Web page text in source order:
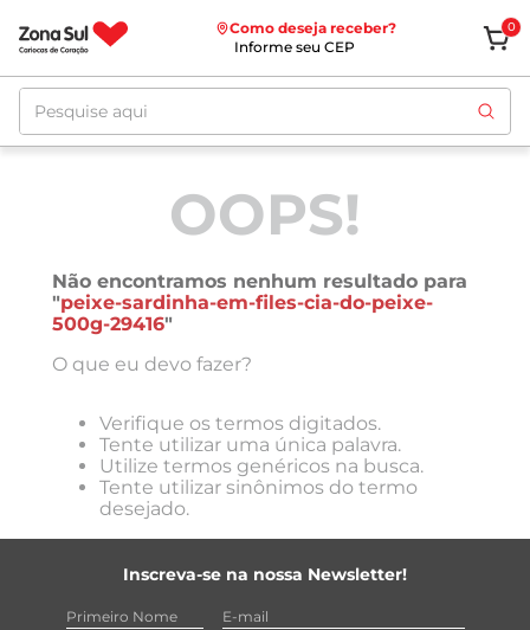
Como deseja receber?
Informe seu CEP
0
Pesquise aqui
OOPS!
Não encontramos nenhum resultado para
"peixe-sardinha-em-files-cia-do-peixe-
500g-29416"
O que eu devo fazer?
Verifique os termos digitados.
Tente utilizar uma única palavra.
Utilize termos genéricos na busca.
Tente utilizar sinônimos do termo
desejado.
Inscreva-se na nossa Newsletter!